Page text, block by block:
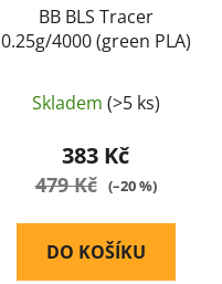
BB BLS Tracer
0.25g/4000 (green PLA)
Skladem (>5 ks)
383 Kč
479 Kč (–20 %)
DO KOŠÍKU